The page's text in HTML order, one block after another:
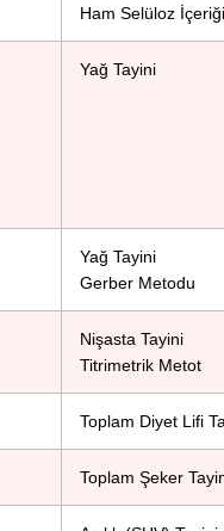
Ham Selüloz
Yağ Tayini
Yağ Tayini
Gerber Metodu
Nişasta Tayini
Titrimetrik Metot
Toplam Diyet Lifi
Toplam Şeker